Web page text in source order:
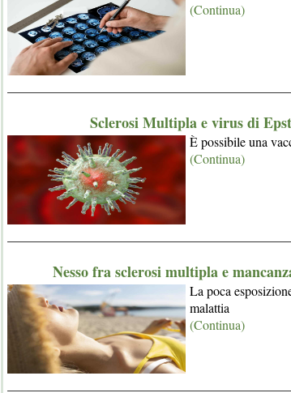
(Continua)
Sclerosi Multipla e virus di
È possibile una
(Continua)
Nesso fra sclerosi multipla e
La poca
malattia
(Continua)